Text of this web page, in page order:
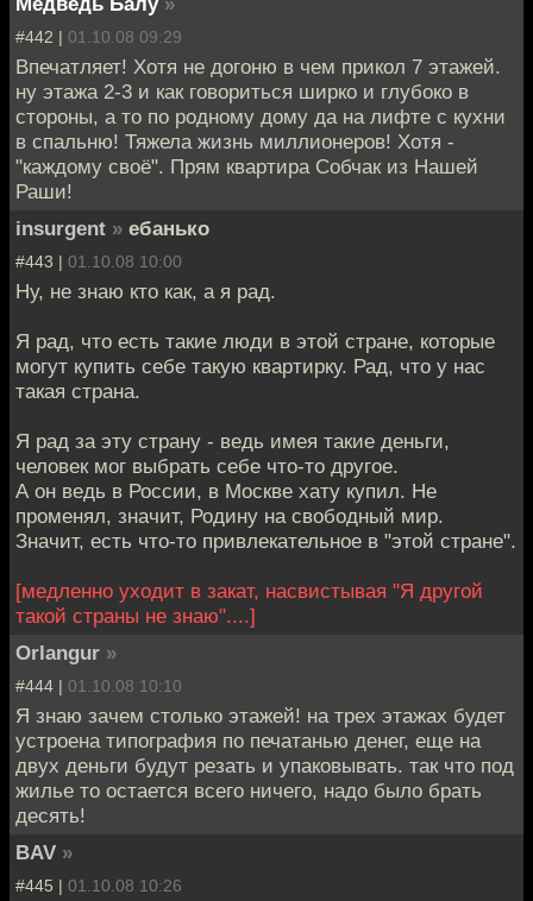
#442 | 01.10.08 09:29
Впечатляет! Хотя не догоню в чем прикол 7 этажей.
ну этажа 2-3 и как говориться ширко и глубоко в
стороны, а то по родному дому да на лифте с кухни
в спальню! Тяжела жизнь миллионеров! Хотя -
"каждому своё". Прям квартира Собчак из Нашей
Раши!
insurgent » ебанько
#443 | 01.10.08 10:00
Ну, не знаю кто как, а я рад.
Я рад, что есть такие люди в этой стране, которые
могут купить себе такую квартирку. Рад, что у нас
такая страна.
Я рад за эту страну - ведь имея такие деньги,
человек мог выбрать себе что-то другое.
А он ведь в России, в Москве хату купил. Не
променял, значит, Родину на свободный мир.
Значит, есть что-то привлекательное в "этой стране".
[медленно уходит в закат, насвистывая "Я другой
такой страны не знаю"....]
Orlangur »
#444 | 01.10.08 10:10
Я знаю зачем столько этажей! на трех этажах будет
устроена типография по печатанью денег, еще на
двух деньги будут резать и упаковывать. так что под
жилье то остается всего ничего, надо было брать
десять!
BAV »
#445 | 01.10.08 10:26